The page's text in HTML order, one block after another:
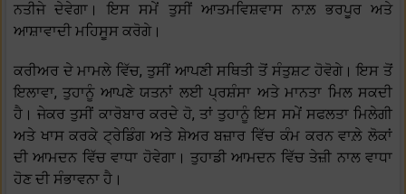
ਨਤੀਜੇ ਦੇਵੇਗਾ। ਇਸ ਸਮੇਂ ਤੁਸੀਂ ਆਤਮਵਿਸ਼ਵਾਸ ਨਾਲ਼ ਭਰਪੂਰ ਅਤੇ
ਆਸ਼ਾਵਾਦੀ ਮਹਿਸੂਸ ਕਰੋਗੇ।
ਕਰੀਅਰ ਦੇ ਮਾਮਲੇ ਵਿੱਚ, ਤੁਸੀਂ ਆਪਣੀ ਸਥਿਤੀ ਤੋਂ ਸੰਤੁਸ਼ਟ ਹੋਵੋਗੇ। ਇਸ ਤੋਂ
ਇਲਾਵਾ, ਤੁਹਾਨੂੰ ਆਪਣੇ ਯਤਨਾਂ ਲਈ ਪ੍ਰਸ਼ੰਸਾ ਅਤੇ ਮਾਨਤਾ ਮਿਲ ਸਕਦੀ
ਹੈ। ਜੇਕਰ ਤੁਸੀਂ ਕਾਰੋਬਾਰ ਕਰਦੇ ਹੋ, ਤਾਂ ਤੁਹਾਨੂੰ ਇਸ ਸਮੇਂ ਸਫਲਤਾ ਮਿਲੇਗੀ
ਅਤੇ ਖਾਸ ਕਰਕੇ ਟ੍ਰੇਡਿੰਗ ਅਤੇ ਸ਼ੇਅਰ ਬਜ਼ਾਰ ਵਿੱਚ ਕੰਮ ਕਰਨ ਵਾਲ਼ੇ ਲੋਕਾਂ
ਦੀ ਆਮਦਨ ਵਿੱਚ ਵਾਧਾ ਹੋਵੇਗਾ। ਤੁਹਾਡੀ ਆਮਦਨ ਵਿੱਚ ਤੇਜ਼ੀ ਨਾਲ ਵਾਧਾ
ਹੋਣ ਦੀ ਸੰਭਾਵਨਾ ਹੈ।